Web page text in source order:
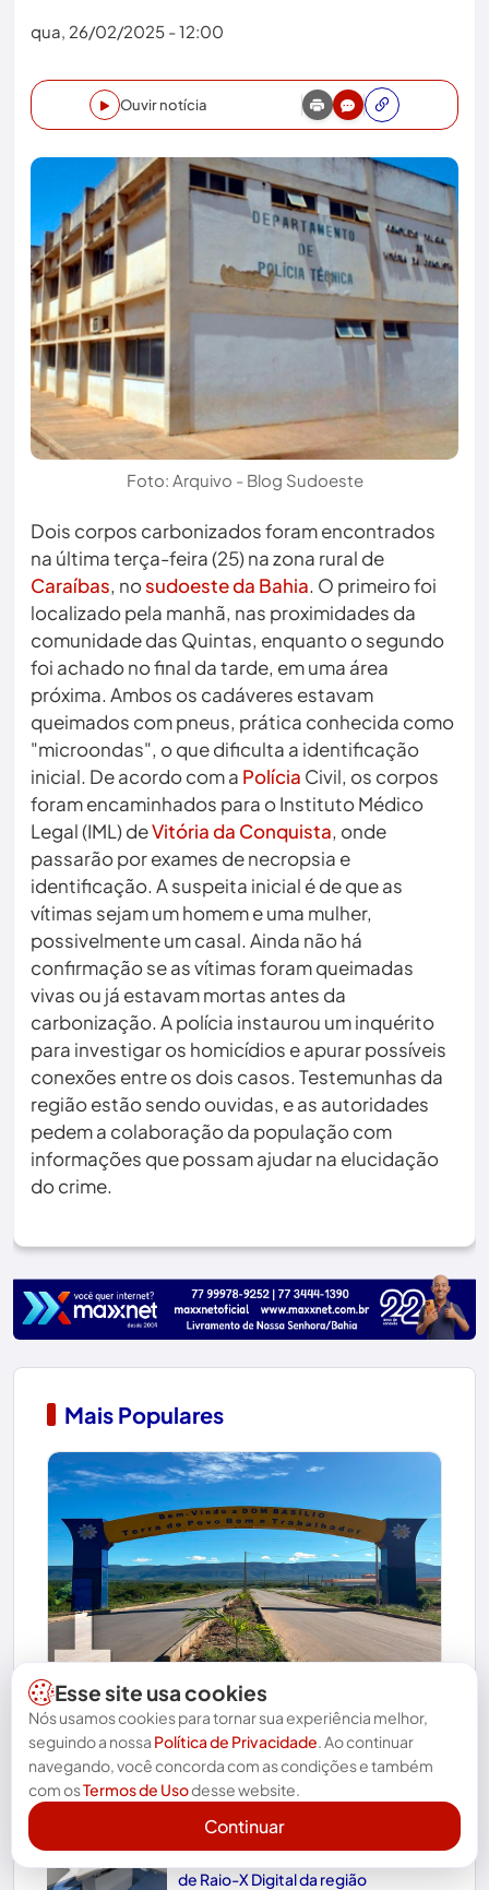
qua, 26/02/2025 - 12:00
Ouvir notícia
Foto: Arquivo - Blog Sudoeste
Dois corpos carbonizados foram encontrados
na última terça-feira (25) na zona rural de
Caraíbas, nosudoeste da Bahia. O primeiro foi
localizado pela manhã, nas proximidades da
comunidade das Quintas, enquanto o segundo
foi achado no final da tarde, em uma área
próxima. Ambos os cadáveres estavam
queimados com pneus, prática conhecida como
"microondas", o que dificulta a identificação
inicial. De acordo com a Polícia Civil, os corpos
foram encaminhados para o Instituto Médico
Legal (IML) deVitória da Conquista, onde
passarão por exames de necropsia e
identificação. A suspeita inicial é de que as
vítimas sejam um homem e uma mulher,
possivelmente um casal. Ainda não há
confirmação se as vítimas foram queimadas
vivas ou já estavam mortas antes da
carbonização. A polícia instaurou um inquérito
para investigar os homicídios e apurar possíveis
conexões entre os dois casos. Testemunhas da
região estão sendo ouvidas, e as autoridades
pedem a colaboração da população com
informações que possam ajudar na elucidação
do crime.
Mais Populares
1
Dom Basílio
Médico custeia exame de paciente com
recursos próprios em Dom Basílio
2
UPA de Livramento de Nossa
de Raio-X Digital da região
Esse site usa cookies
Nós usamos cookies para tornar sua experiência melhor,
seguindo a nossa Política de Privacidade. Ao continuar
navegando, você concorda com as condições e também
com osTermos de Usodesse website.
Continuar